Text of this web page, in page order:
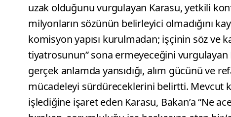
uzak olduğunu vurgulayan Karasu, yetkili
milyonların sözünün belirleyici olmadığını
komisyon yapısı kurulmadan; işçinin söz ve
tiyatrosunun” sona ermeyeceğini
gerçek anlamda yansıdığı, alım gücünü ve
mücadeleyi sürdüreceklerini belirtti. Mevcut
işlediğine işaret eden Karasu, Bakan’a “Ne